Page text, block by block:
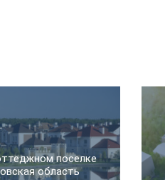
поселке
область